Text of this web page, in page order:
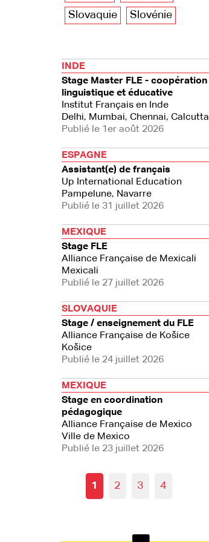
Slovaquie
Slovénie
INDE
Stage Master FLE - coopération
linguistique et éducative
Institut Français en Inde
Delhi, Mumbai, Chennai, Calcutta
Publié le 1er août 2026
ESPAGNE
Assistant(e) de français
Up International Education
Pampelune, Navarre
Publié le 31 juillet 2026
MEXIQUE
Stage FLE
Alliance Française de Mexicali
Mexicali
Publié le 27 juillet 2026
SLOVAQUIE
Stage / enseignement du FLE
Alliance Française de Košice
Košice
Publié le 24 juillet 2026
MEXIQUE
Stage en coordination
pédagogique
Alliance Française de Mexico
Ville de Mexico
Publié le 23 juillet 2026
1 2 3 4